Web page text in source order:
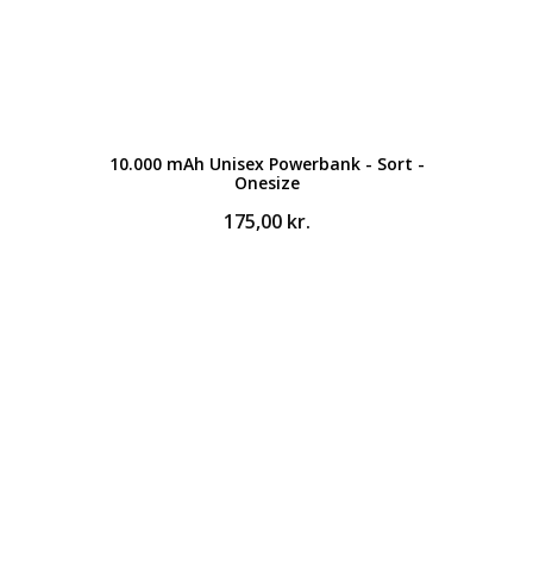
10.000 mAh Unisex Powerbank - Sort -
Onesize
175,00 kr.